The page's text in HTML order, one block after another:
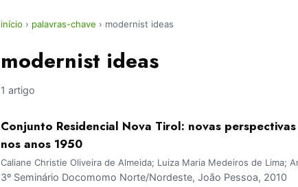
início › palavras-chave › modernist ideas
modernist ideas
1 artigo
Conjunto Residencial Nova Tirol: novas
nos anos 1950
Caliane Christie Oliveira de Almeida; Luiza Maria Medeiros de Lima;
3º Seminário Docomomo Norte/Nordeste, João Pessoa, 2010